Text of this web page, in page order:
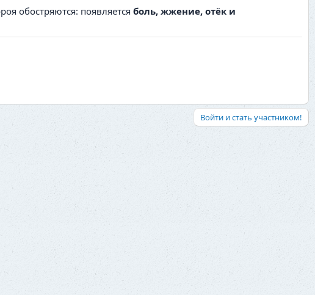
обостряются: появляется боль, жжение, отёк и
Войти и стать участником!